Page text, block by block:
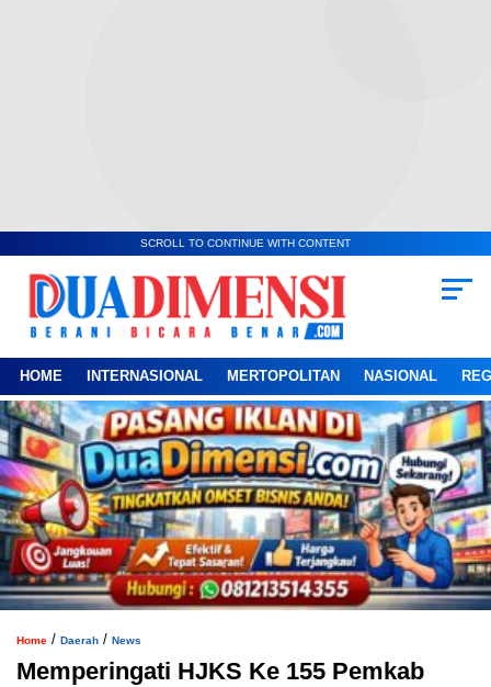
SCROLL TO CONTINUE WITH CONTENT
HOME INTERNASIONAL MERTOPOLITAN NASIONAL
Home / Daerah / News
Memperingati HJKS Ke 155 Pemkab